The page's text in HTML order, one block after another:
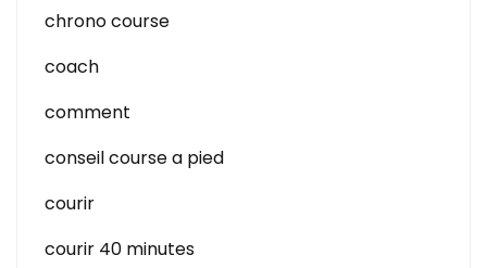
chrono course
coach
comment
conseil course a pied
courir
courir 40 minutes